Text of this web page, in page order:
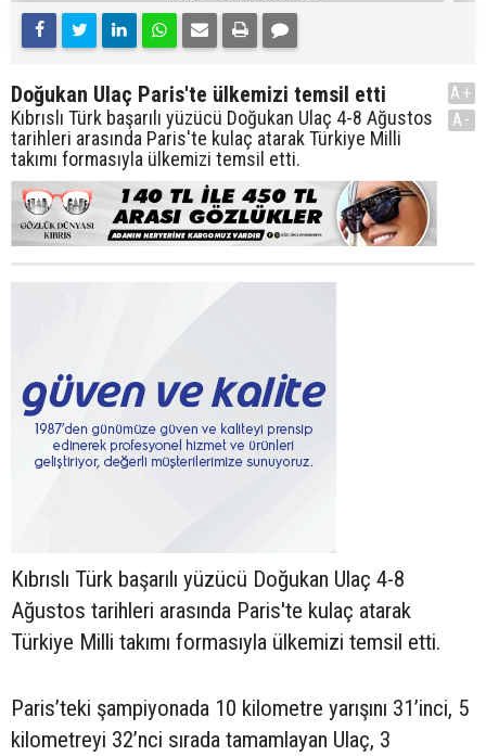
Doğukan Ulaç Paris'te ülkemizi temsil etti
Kıbrıslı Türk başarılı yüzücü Doğukan Ulaç 4-8 Ağustos
tarihleri arasında Paris'te kulaç atarak Türkiye Milli
takımı formasıyla ülkemizi temsil etti.
A+
A-
Kıbrıslı Türk başarılı yüzücü Doğukan Ulaç 4-8
Ağustos tarihleri arasında Paris'te kulaç atarak
Türkiye Milli takımı formasıyla ülkemizi temsil etti.
Paris’teki şampiyonada 10 kilometre yarışını 31’inci, 5
kilometreyi 32’nci sırada tamamlayan Ulaç, 3